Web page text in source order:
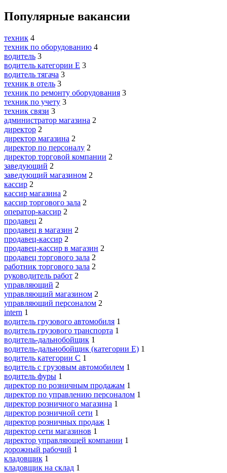
Популярные вакансии
техник 4
техник по оборудованию 4
водитель 3
водитель категории E 3
водитель тягача 3
техник в отель 3
техник по ремонту оборудования 3
техник по учету 3
техник связи 3
администратор магазина 2
директор 2
директор магазина 2
директор по персоналу 2
директор торговой компании 2
заведующий 2
заведующий магазином 2
кассир 2
кассир магазина 2
кассир торгового зала 2
оператор-кассир 2
продавец 2
продавец в магазин 2
продавец-кассир 2
продавец-кассир в магазин 2
продавец торгового зала 2
работник торгового зала 2
руководитель работ 2
управляющий 2
управляющий магазином 2
управляющий персоналом 2
intern 1
водитель грузового автомобиля 1
водитель грузового транспорта 1
водитель-дальнобойщик 1
водитель-дальнобойщик (категории Е) 1
водитель категории C 1
водитель с грузовым автомобилем 1
водитель фуры 1
директор по розничным продажам 1
директор по управлению персоналом 1
директор розничного магазина 1
директор розничной сети 1
директор розничных продаж 1
директор сети магазинов 1
директор управляющей компании 1
дорожный рабочий 1
кладовщик 1
кладовщик на склад 1